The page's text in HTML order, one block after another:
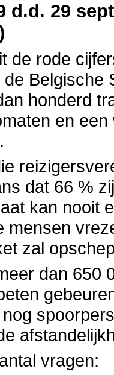
d.d. 29
de rode
Belgische
honderd
en
dat 66 %
kan nooit
mensen
zal
dan 650
vragen: